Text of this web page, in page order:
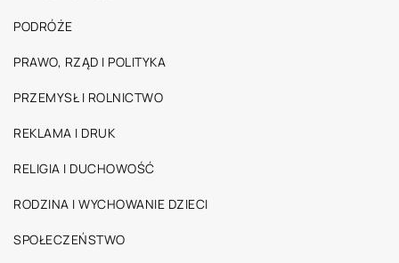
PODRÓŻE
PRAWO, RZĄD I POLITYKA
PRZEMYSŁ I ROLNICTWO
REKLAMA I DRUK
RELIGIA I DUCHOWOŚĆ
RODZINA I WYCHOWANIE DZIECI
SPOŁECZEŃSTWO